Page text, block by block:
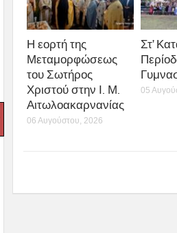
Η εορτή της
Μεταμορφώσεως
του Σωτήρος
Χριστού στην Ι. Μ.
Αιτωλοακαρνανίας
06 Αυγούστου, 2026
Στ’
05